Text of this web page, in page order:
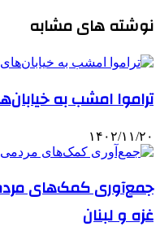
نوشته های مشابه
تراموا امشب به
۱۴۰۲/۱۱/۲۰
جمع‌آوری کمک‌های
غزه و لبنان